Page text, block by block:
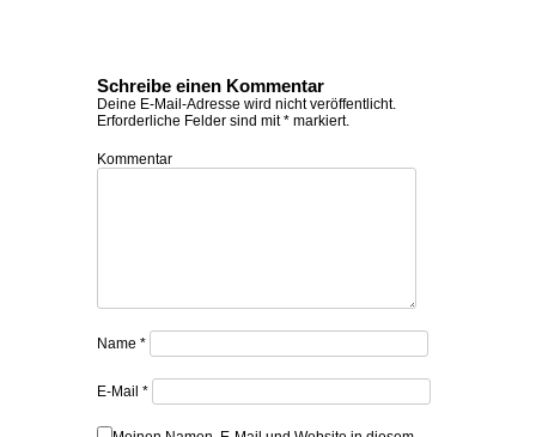
Schreibe einen Kommentar
Deine E-Mail-Adresse wird nicht veröffentlicht.
Erforderliche Felder sind mit* markiert.
Kommentar
Name *
E-Mail *